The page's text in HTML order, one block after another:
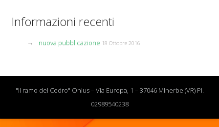
Informazioni recenti
nuova pubblicazione 18 Ottobre 2016
"Il ramo del Cedro" Onlus – Via Europa, 1 – 37046 Minerbe (VR) PI.
02989540238